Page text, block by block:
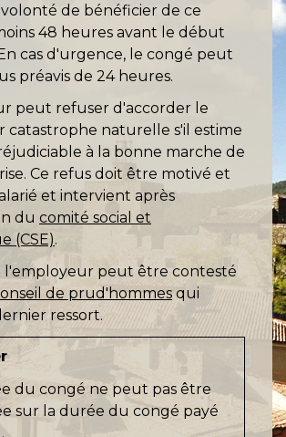
volonté de bénéficier de ce
48 heures avant le début
cas d'urgence, le congé peut
préavis de 24 heures.
peut refuser d'accorder le
catastrophe naturelle s'il estime
à la bonne marche de
Ce refus doit être motivé et
et intervient après
du comité social et
(CSE).
l'employeur peut être contesté
de prud'hommesqui
ressort.
du congé ne peut pas être
sur la durée du congé payé